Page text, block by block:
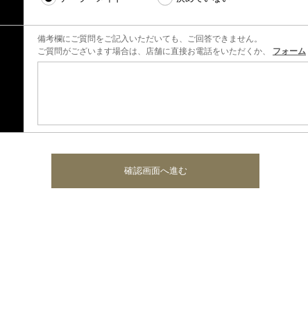
備考欄にご質問をご記入いただいても、ご回答できません。
ご質問がございます場合は、店舗に直接お電話をいただくか、 フォーム
確認画面へ進む